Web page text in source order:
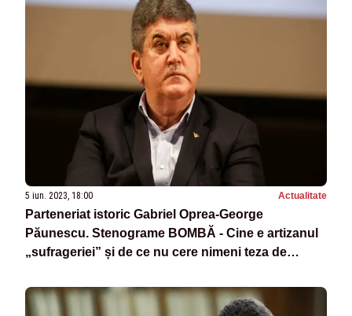
5 iun. 2023, 18:00 Actualitate
Parteneriat istoric Gabriel Oprea-George
Păunescu. Stenograme BOMBĂ - Cine e artizanul
„sufrageriei” și de ce nu cere nimeni teza de